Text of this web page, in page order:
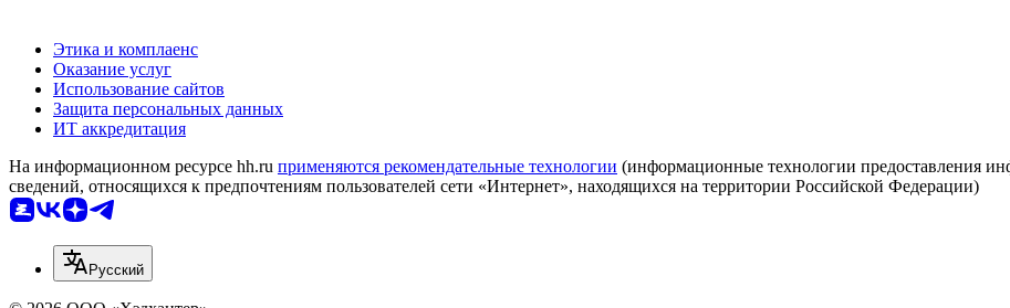
Этика и комплаенс
Оказание услуг
Использование сайтов
Защита персональных данных
ИТ аккредитация
На информационном ресурсе hh.ru применяются рекомендательные технологии (информационные технологии предоставления
сведений, относящихся к предпочтениям пользователей сети «Интернет», находящихся на территории Российской Федерации)
Русский